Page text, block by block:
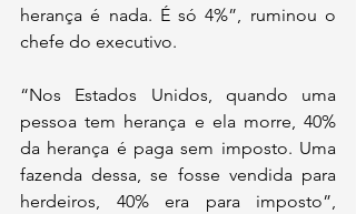
herança é nada. É só 4%”, ruminou o
chefe do executivo.
“Nos Estados Unidos, quando uma
pessoa tem herança e ela morre, 40%
da herança é paga sem imposto. Uma
fazenda dessa, se fosse vendida para
herdeiros, 40% era para imposto”,